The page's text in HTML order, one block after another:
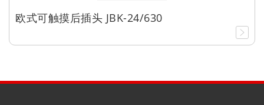
欧式可触摸后插头 JBK-24/630